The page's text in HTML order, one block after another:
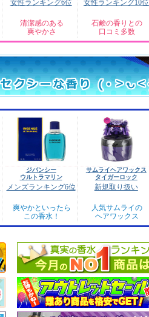
女性ランキング6位
清潔感のある
爽やかさ
女性ランキング10位
石鹸の香りとの
口コミ多数
ジバンシー
ウルトラマリン
メンズランキング6位
爽やかといったら
この香水！
サムライヘアワックス
タイガーロック
新規取り扱い
人気サムライの
ヘアワックス